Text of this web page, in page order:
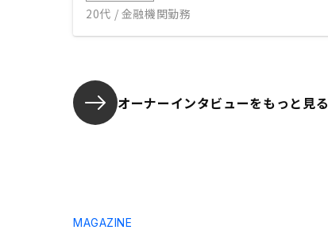
20代 / 金融機関勤務
オーナーインタビューをもっと見る
MAGAZINE